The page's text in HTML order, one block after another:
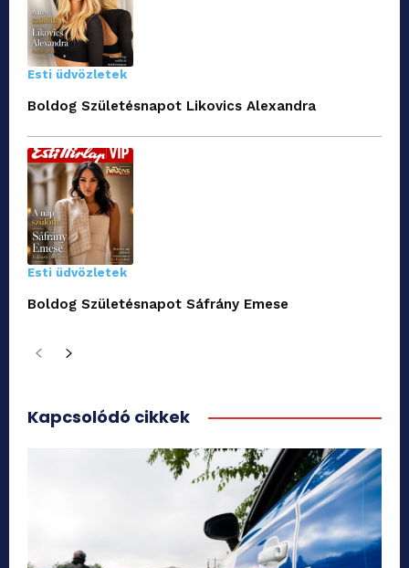
Esti üdvözletek
Boldog Születésnapot Likovics Alexandra
Esti üdvözletek
Boldog Születésnapot Sáfrány Emese
Kapcsolódó cikkek